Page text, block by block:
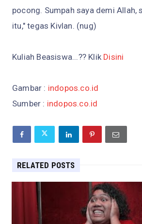
pocong. Sumpah saya demi Allah,
itu," tegas Kivlan. (nug)
Kuliah Beasiswa...?? Klik Disini
Gambar : indopos.co.id
Sumber : indopos.co.id
RELATED POSTS